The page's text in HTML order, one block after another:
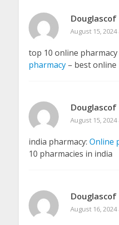
Douglascof
August 15, 2024
top 10 online pharmacy
pharmacy– best online
Douglascof
August 15, 2024
india pharmacy: Online
10 pharmacies in india
Douglascof
August 16, 2024